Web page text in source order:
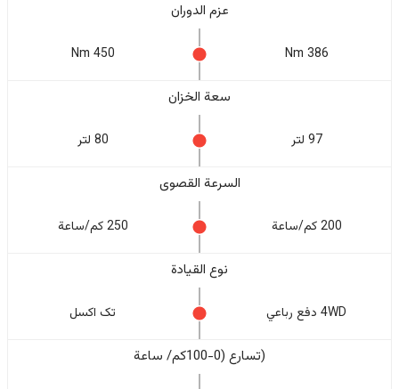
عزم الدوران
386 Nm
450 Nm
سعة الخزان
97 لتر 80 لتر
السرعة القصوى
200 كم/ساعة 250 كم/ساعة
نوع القيادة
4WD دفع رباعي تک اکسل
(تسارع (0-100كم/ ساعة